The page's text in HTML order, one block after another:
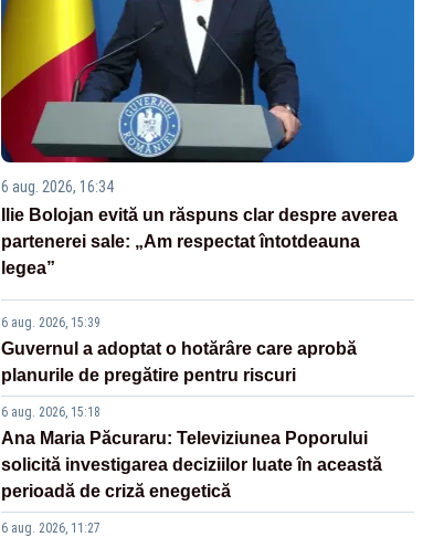
6 aug. 2026, 16:34
Ilie Bolojan evită un răspuns clar despre averea
partenerei sale: „Am respectat întotdeauna
legea”
6 aug. 2026, 15:39
Guvernul a adoptat o hotărâre care aprobă
planurile de pregătire pentru riscuri
6 aug. 2026, 15:18
Ana Maria Păcuraru: Televiziunea Poporului
solicită investigarea deciziilor luate în această
perioadă de criză enegetică
6 aug. 2026, 11:27